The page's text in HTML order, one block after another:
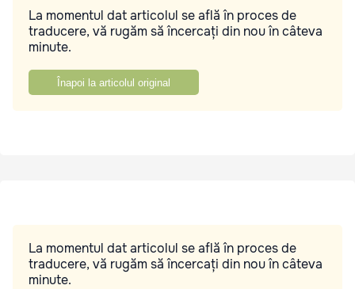
La momentul dat articolul se află în proces de
traducere, vă rugăm să încercați din nou în câteva
minute.
Înapoi la articolul original
La momentul dat articolul se află în proces de
traducere, vă rugăm să încercați din nou în câteva
minute.